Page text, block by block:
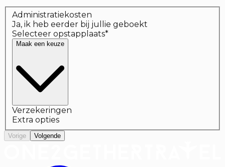
Administratiekosten
Ja, ik heb eerder bij jullie geboekt
Selecteer opstapplaats*
Maak een keuze
Verzekeringen
Extra opties
Vorige Volgende